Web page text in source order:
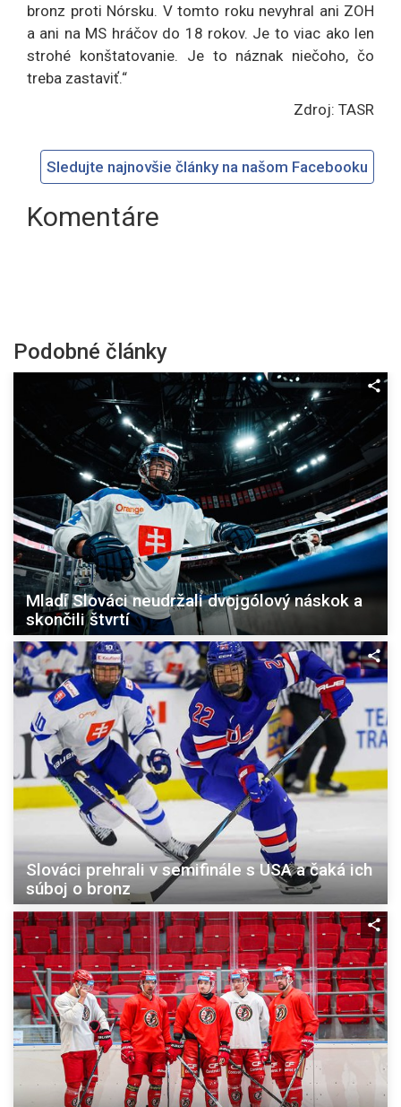
bronz proti Nórsku. V tomto roku nevyhral ani ZOH
a ani na MS hráčov do 18 rokov. Je to viac ako len
strohé konštatovanie. Je to náznak niečoho, čo
treba zastaviť.“
Zdroj: TASR
Sledujte najnovšie články na našom Facebooku
Komentáre
Podobné články
Mladí Slováci neudržali dvojgólový náskok a
skončili štvrtí
Slováci prehrali v semifinále s USA a čaká ich
súboj o bronz